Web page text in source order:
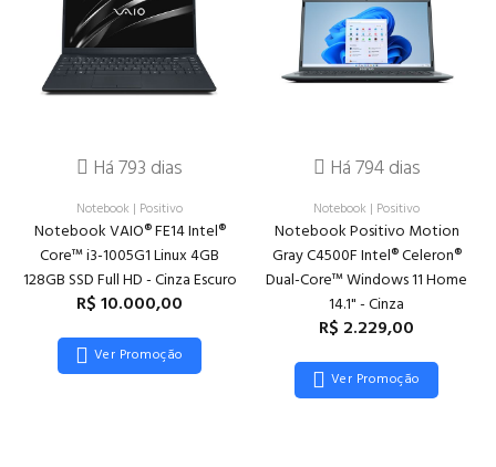
Há 793 dias
Notebook | Positivo
Notebook VAIO® FE14 Intel®
Core™ i3-1005G1 Linux 4GB
128GB SSD Full HD - Cinza Escuro
R$ 10.000,00
Ver Promoção
Há 794 dias
Notebook | Positivo
Notebook Positivo Motion
Gray C4500F Intel® Celeron®
Dual-Core™ Windows 11 Home
14.1" - Cinza
R$ 2.229,00
Ver Promoção